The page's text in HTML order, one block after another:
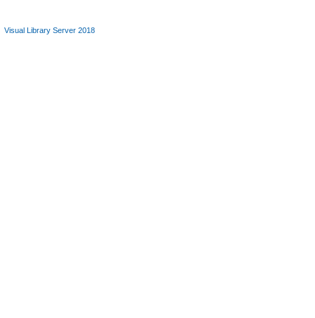
Visual Library Server 2018